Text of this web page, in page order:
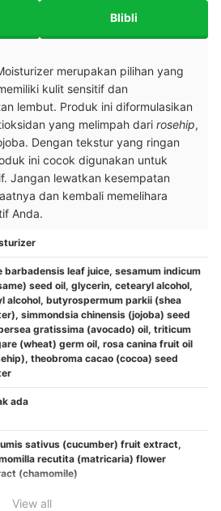
Blibli
merupakan pilihan yang
kulit sensitif dan
lembut. Produk ini diformulasikan
yang melimpah dari rosehip,
Dengan tekstur yang ringan
ini cocok digunakan untuk
Jangan lewatkan kesempatan
dan kembali memelihara
Anda.
barbadensis leaf juice, sesamum indicum
seed oil, glycerin, cetearyl alcohol,
alcohol, butyrospermum parkii (shea
simmondsia chinensis (jojoba) seed
gratissima (avocado) oil, triticum
(wheat) germ oil, rosa canina fruit oil
theobroma cacao (cocoa) seed
ada
sativus (cucumber) fruit extract,
recutita (matricaria) flower
(chamomile)
View all